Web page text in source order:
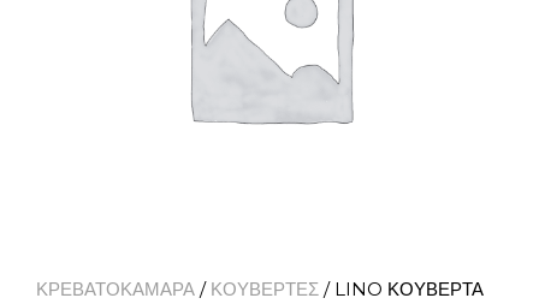
ΚΡΕΒΑΤΟΚΑΜΑΡΑ / ΚΟΥΒΕΡΤΕΣ / LINO ΚΟΥΒΕΡΤΑ